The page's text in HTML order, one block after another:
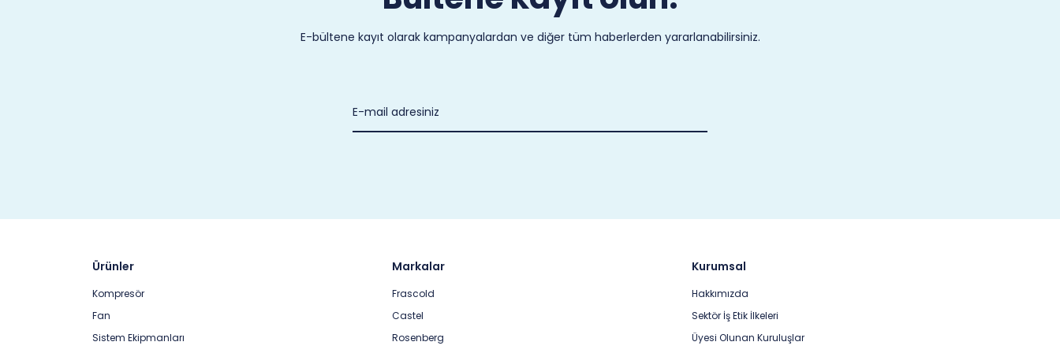
E-bültene kayıt olarak kampanyalardan ve diğer tüm haberlerden yararlanabilirsiniz.
Ürünler
Kompresör
Fan
Sistem Ekipmanları
Markalar
Frascold
Castel
Rosenberg
Kurumsal
Hakkımızda
Sektör İş Etik İlkeleri
Üyesi Olunan Kuruluşlar